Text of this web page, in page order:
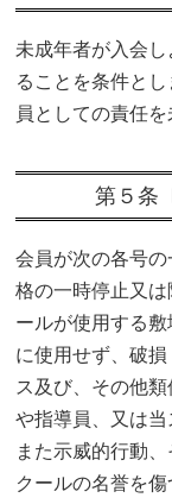
未成年者が入会
ることを条件と
員としての責任
第５条
会員が次の各号
格の一時停止又
ールが使用する
に使用せず、破
ス及び、その他
や指導員、又は当
また示威的行動
クールの名誉を